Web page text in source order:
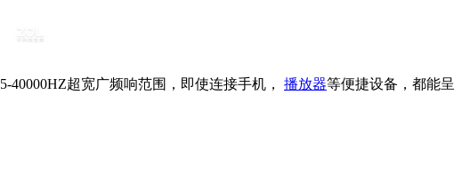
超宽广频响范围，即使连接手机， 播放器等便捷设备，都能呈